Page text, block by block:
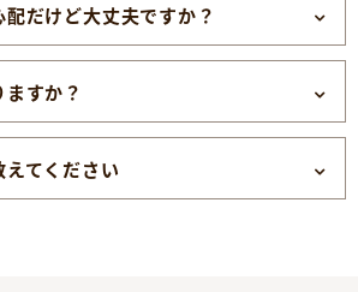
だけど大丈夫ですか？
すか？
てください